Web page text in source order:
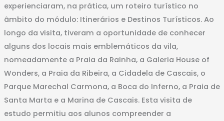
experienciaram, na prática, um roteiro turístico no
âmbito do módulo: Itinerários e Destinos Turísticos. Ao
longo da visita, tiveram a oportunidade de conhecer
alguns dos locais mais emblemáticos da vila,
nomeadamente a Praia da Rainha, a Galeria House of
Wonders, a Praia da Ribeira, a Cidadela de Cascais, o
Parque Marechal Carmona, a Boca do Inferno, a Praia de
Santa Marta e a Marina de Cascais. Esta visita de
estudo permitiu aos alunos compreender a